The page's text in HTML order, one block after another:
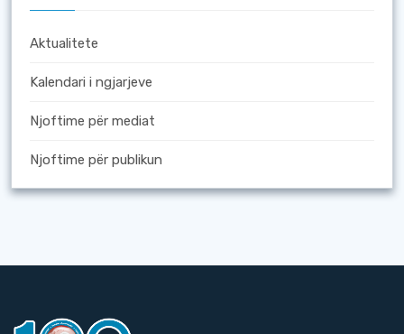
Aktualitete
Kalendari i ngjarjeve
Njoftime për mediat
Njoftime për publikun